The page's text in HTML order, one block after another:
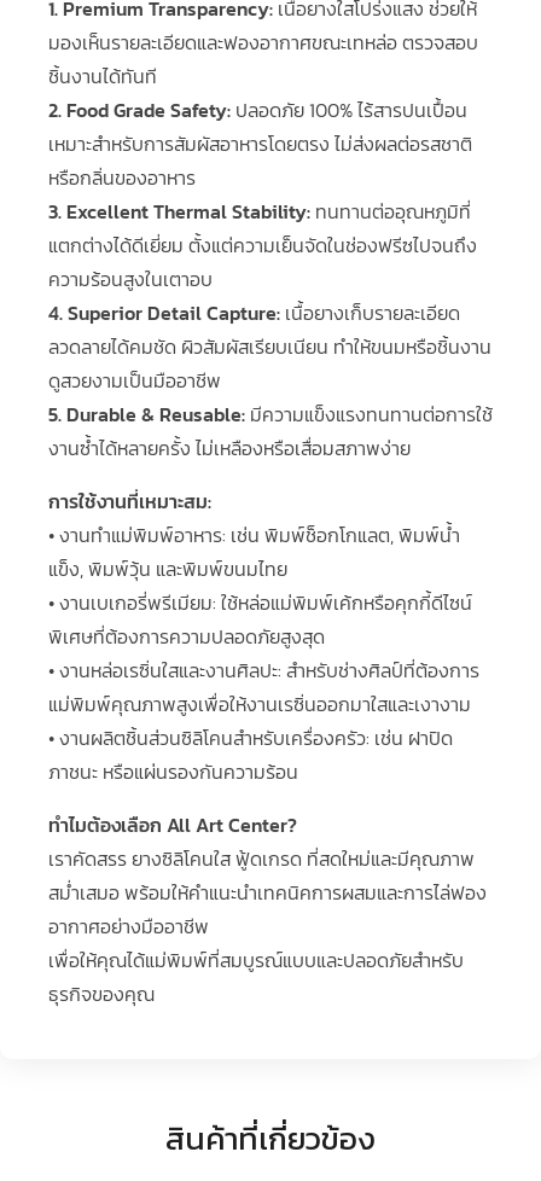
1. Premium Transparency: เนื้อยางใสโปร่งแสง ช่วยให้
มองเห็นรายละเอียดและฟองอากาศขณะเทหล่อ ตรวจสอบ
ชิ้นงานได้ทันที
2. Food Grade Safety: ปลอดภัย 100% ไร้สารปนเปื้อน
เหมาะสำหรับการสัมผัสอาหารโดยตรง ไม่ส่งผลต่อรสชาติ
หรือกลิ่นของอาหาร
3. Excellent Thermal Stability: ทนทานต่ออุณหภูมิที่
แตกต่างได้ดีเยี่ยม ตั้งแต่ความเย็นจัดในช่องฟรีซไปจนถึง
ความร้อนสูงในเตาอบ
4. Superior Detail Capture: เนื้อยางเก็บรายละเอียด
ลวดลายได้คมชัด ผิวสัมผัสเรียบเนียน ทำให้ขนมหรือชิ้นงาน
ดูสวยงามเป็นมืออาชีพ
5. Durable & Reusable: มีความแข็งแรงทนทานต่อการใช้
งานซ้ำได้หลายครั้ง ไม่เหลืองหรือเสื่อมสภาพง่าย
การใช้งานที่เหมาะสม:
• งานทำแม่พิมพ์อาหาร: เช่น พิมพ์ช็อกโกแลต, พิมพ์น้ำ
แข็ง, พิมพ์วุ้น และพิมพ์ขนมไทย
• งานเบเกอรี่พรีเมียม: ใช้หล่อแม่พิมพ์เค้กหรือคุกกี้ดีไซน์
พิเศษที่ต้องการความปลอดภัยสูงสุด
• งานหล่อเรซิ่นใสและงานศิลปะ: สำหรับช่างศิลป์ที่ต้องการ
แม่พิมพ์คุณภาพสูงเพื่อให้งานเรซิ่นออกมาใสและเงางาม
• งานผลิตชิ้นส่วนซิลิโคนสำหรับเครื่องครัว: เช่น ฝาปิด
ภาชนะ หรือแผ่นรองกันความร้อน
ทำไมต้องเลือก All Art Center?
เราคัดสรร ยางซิลิโคนใส ฟู้ดเกรด ที่สดใหม่และมีคุณภาพ
สม่ำเสมอ พร้อมให้คำแนะนำเทคนิคการผสมและการไล่ฟอง
อากาศอย่างมืออาชีพ
เพื่อให้คุณได้แม่พิมพ์ที่สมบูรณ์แบบและปลอดภัยสำหรับ
ธุรกิจของคุณ
สินค้าที่เกี่ยวข้อง